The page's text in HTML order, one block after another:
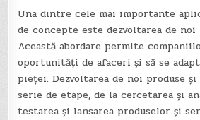
Una dintre cele mai importante
de concepte este dezvoltarea de
Această abordare permite
oportunități de afaceri și să se
pieței. Dezvoltarea de noi produse
serie de etape, de la cercetarea și
testarea și lansarea produselor și